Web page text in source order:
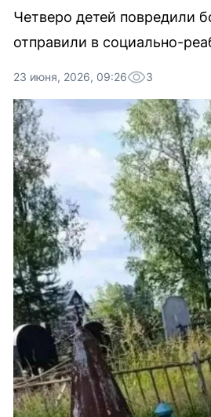
Четверо детей повредили
отправили в социально-
23 июня, 2026, 09:26 3